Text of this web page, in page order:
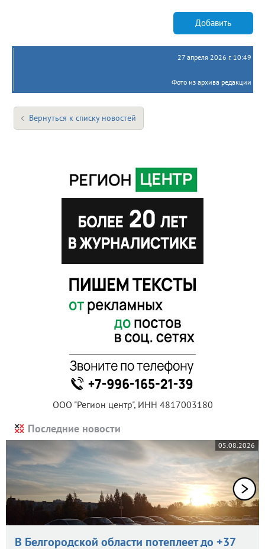
Добавить
27 апреля 2026 г. 10:49
Фото из архива редакции
Вернуться к списку новостей
ООО "Регион центр", ИНН 4817003180
Последние новости
05.08.2026
В Белгородской области потеплеет до +37